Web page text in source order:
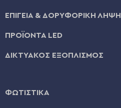
ΕΠΙΓΕΙΑ & ΔΟΡΥΦΟΡΙΚΗ ΛΗΨΗ
ΠΡΟΪΟΝΤΑ LED
ΔΙΚΤΥΑΚΟΣ ΕΞΟΠΛΙΣΜΟΣ
ΦΩΤΙΣΤΙΚΑ